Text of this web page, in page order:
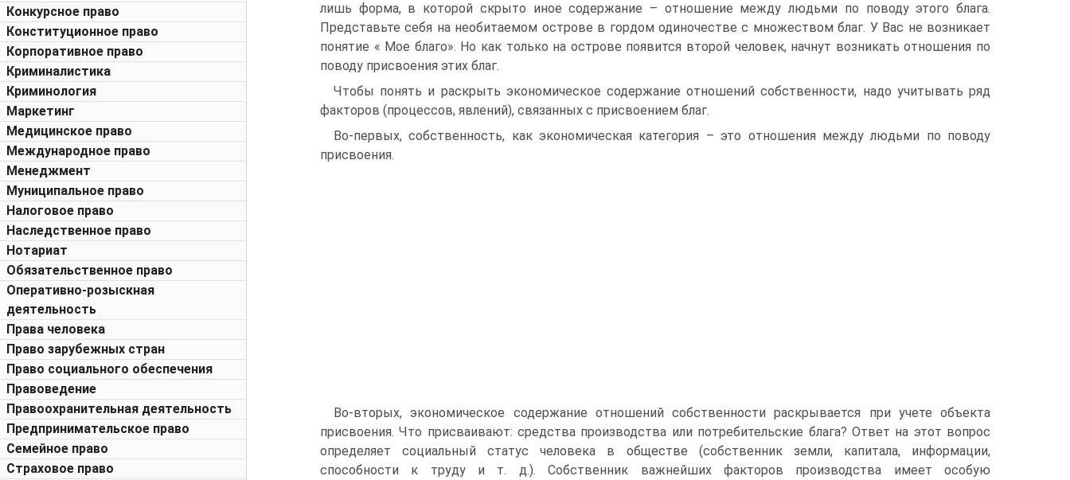
Конкурсное право
Конституционное право
Корпоративное право
Криминалистика
Криминология
Маркетинг
Медицинское право
Международное право
Менеджмент
Муниципальное право
Налоговое право
Наследственное право
Нотариат
Обязательственное право
Оперативно-розыскная
деятельность
Права человека
Право зарубежных стран
Право социального обеспечения
Правоведение
Правоохранительная деятельность
Предпринимательское право
Семейное право
Страховое право
лишь форма, в которой скрыто иное содержание – отношение между людьми по поводу этого блага.
Представьте себя на необитаемом острове в гордом одиночестве с множеством благ. У Вас не возникает
понятие « Мое благо». Но как только на острове появится второй человек, начнут возникать отношения по
поводу присвоения этих благ.
Чтобы понять и раскрыть экономическое содержание отношений собственности, надо учитывать ряд
факторов (процессов, явлений), связанных с присвоением благ.
Во-первых, собственность, как экономическая категория – это отношения между людьми по поводу
присвоения.
Во-вторых, экономическое содержание отношений собственности раскрывается при учете объекта
присвоения. Что присваивают: средства производства или потребительские блага? Ответ на этот вопрос
определяет социальный статус человека в обществе (собственник земли, капитала, информации,
способности к труду и т. д.). Собственник важнейших факторов производства имеет особую